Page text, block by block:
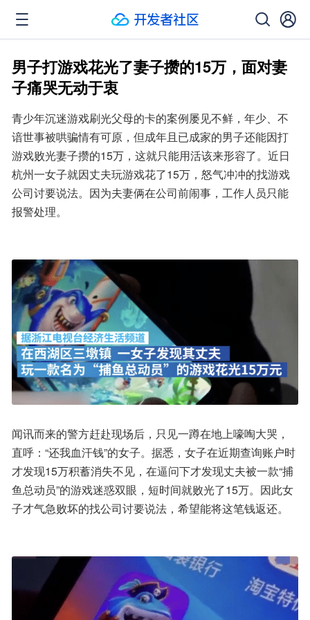
男子打游戏花光了妻子攒的15万，面对妻
子痛哭无动于衷
青少年沉迷游戏刷光父母的卡的案例屡见不鲜，年少、不
谙世事被哄骗情有可原，但成年且已成家的男子还能因打
游戏败光妻子攒的15万，这就只能用活该来形容了。近日
杭州一女子就因丈夫玩游戏花了15万，怒气冲冲的找游戏
公司讨要说法。因为夫妻俩在公司前闹事，工作人员只能
报警处理。
闻讯而来的警方赶赴现场后，只见一蹲在地上嚎啕大哭，
直呼：“还我血汗钱”的女子。据悉，女子在近期查询账户时
才发现15万积蓄消失不见，在逼问下才发现丈夫被一款“捕
鱼总动员”的游戏迷惑双眼，短时间就败光了15万。因此女
子才气急败坏的找公司讨要说法，希望能将这笔钱返还。